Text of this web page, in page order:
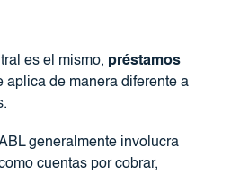
es el mismo, préstamos
aplica de manera diferente a
generalmente involucra
cuentas por cobrar,